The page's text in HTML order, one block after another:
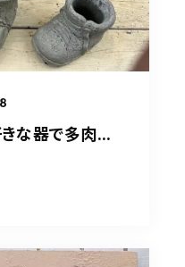
きな器で多肉...